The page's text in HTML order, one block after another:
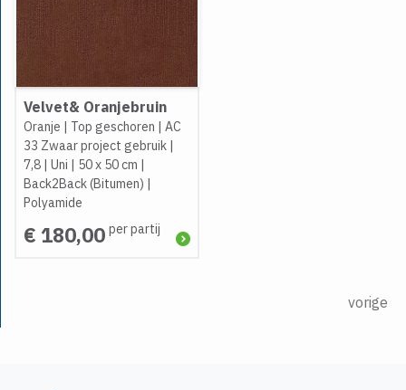
Velvet& Oranjebruin
Oranje | Top geschoren | AC
33 Zwaar project gebruik |
7,8 | Uni | 50 x 50 cm |
Back2Back (Bitumen) |
Polyamide
€ 180,00 per partij
vorige